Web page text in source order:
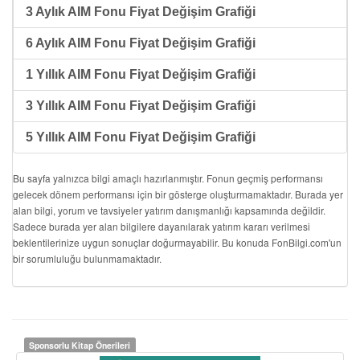
3 Aylık AIM Fonu Fiyat Değişim Grafiği
6 Aylık AIM Fonu Fiyat Değişim Grafiği
1 Yıllık AIM Fonu Fiyat Değişim Grafiği
3 Yıllık AIM Fonu Fiyat Değişim Grafiği
5 Yıllık AIM Fonu Fiyat Değişim Grafiği
Bu sayfa yalnızca bilgi amaçlı hazırlanmıştır. Fonun geçmiş performansı
gelecek dönem performansı için bir gösterge oluşturmamaktadır. Burada yer
alan bilgi, yorum ve tavsiyeler yatırım danışmanlığı kapsamında değildir.
Sadece burada yer alan bilgilere dayanılarak yatırım kararı verilmesi
beklentilerinize uygun sonuçlar doğurmayabilir. Bu konuda FonBilgi.com'un
bir sorumluluğu bulunmamaktadır.
Sponsorlu Kitap Önerileri